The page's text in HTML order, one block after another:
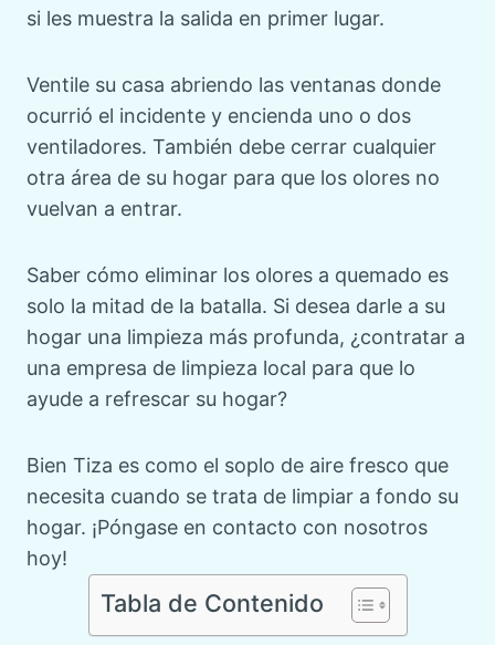
si les muestra la salida en primer lugar.
Ventile su casa abriendo las ventanas donde
ocurrió el incidente y encienda uno o dos
ventiladores. También debe cerrar cualquier
otra área de su hogar para que los olores no
vuelvan a entrar.
Saber cómo eliminar los olores a quemado es
solo la mitad de la batalla. Si desea darle a su
hogar una limpieza más profunda, ¿contratar a
una empresa de limpieza local para que lo
ayude a refrescar su hogar?
Bien Tiza es como el soplo de aire fresco que
necesita cuando se trata de limpiar a fondo su
hogar. ¡Póngase en contacto con nosotros
hoy!
Tabla de Contenido